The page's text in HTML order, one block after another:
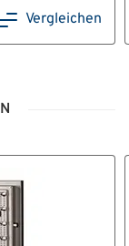
Vergleichen